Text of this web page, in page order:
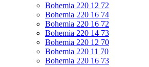
Bohemia 220 12 72
Bohemia 220 16 74
Bohemia 220 16 72
Bohemia 220 14 73
Bohemia 220 12 70
Bohemia 220 11 70
Bohemia 220 16 73